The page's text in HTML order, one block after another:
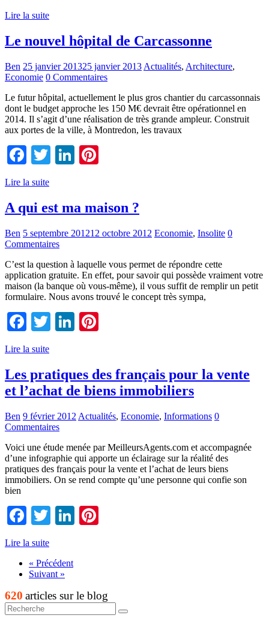
Lire la suite
Le nouvel hôpital de Carcassonne
Ben 25 janvier 201325 janvier 2013 Actualités, Architecture,
Economie 0 Commentaires
Le futur hôpital, actuellement le plus gros chantier du carcassonnais
dont le budget approche les 150 M€ devrait être opérationnel en
2014. Il s’agit d’une réalisation de très grande ampleur. Construit
aux portes de la ville, à Montredon, les travaux
Facebook
TwitterLinkedIn
Lire la suite
A qui est ma maison ?
Ben 5 septembre 201212 octobre 2012 Economie, Insolite 0
Commentaires
C’est la question à laquelle vous permet de répondre cette
application gratuite. En effet, pour savoir qui possède vraiment votre
maison (la banque où vous-même), il vous suffit de remplir un petit
formulaire. Nous avons trouvé le concept très sympa,
Facebook
TwitterLinkedIn
Lire la suite
Les pratiques des français pour la vente
et l’achat de biens immobiliers
Ben 9 février 2012 Actualités, Economie, Informations 0
Commentaires
Voici une étude menée par MeilleursAgents.com et accompagnée
d’une infographie qui apporte un éclairage sur la réalité des
pratiques des français pour la vente et l’achat de leurs biens
immobiliers. On se rend compte qu’une personne qui confie son
bien
Facebook
TwitterLinkedIn
Lire la suite
« Précédent
Suivant »
620 articles sur le blog